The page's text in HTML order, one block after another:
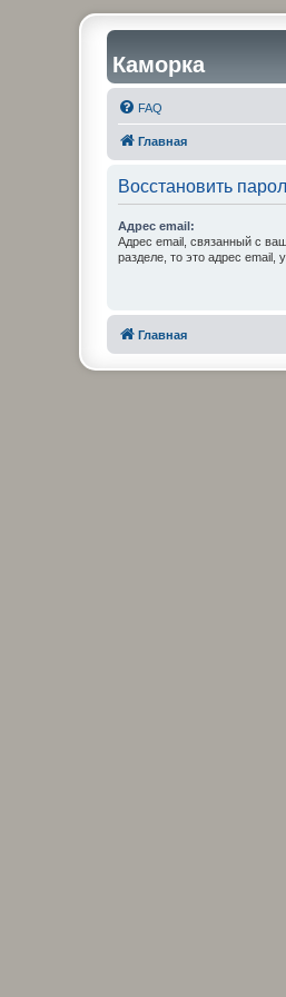
Каморка
FAQ
Главная
Восстановить
Адрес email:
Адрес email, связанный с
разделе, то это адрес email,
Главная